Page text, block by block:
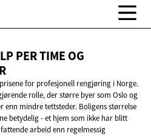
PER TIME OG
for profesjonell rengjøring i Norge.
rolle, der større byer som Oslo og
enn mindre tettsteder. Boligens størrelse
betydelig - et hjem som ikke har blitt
arbeid enn regelmessig